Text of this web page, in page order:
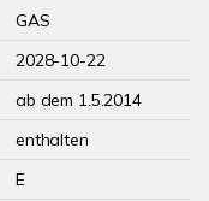
GAS
2028-10-22
ab dem 1.5.2014
enthalten
E